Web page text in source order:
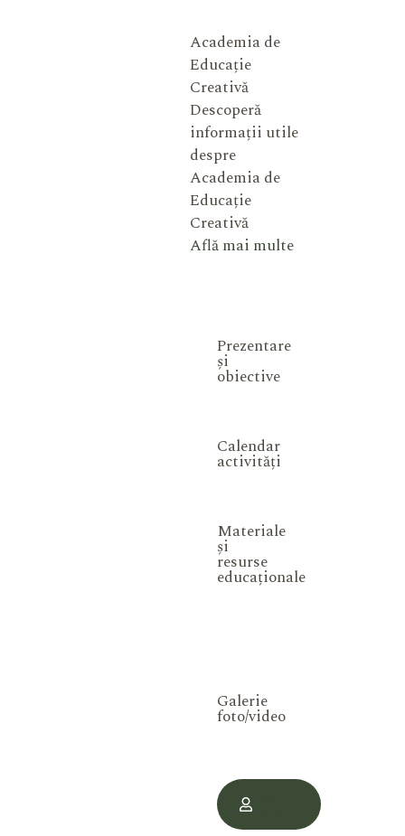
Academia de
Educație
Creativă
Descoperă
informații utile
despre
Academia de
Educație
Creativă
Află mai multe
Prezentare
și
obiective
Calendar
activități
Materiale
și
resurse
educaționale
Galerie
foto/video